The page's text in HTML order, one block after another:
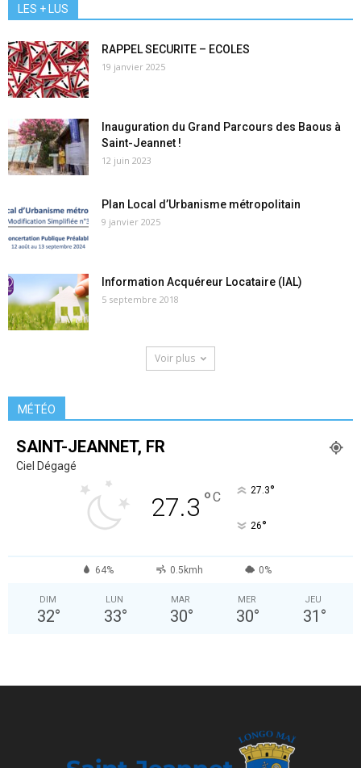
LES + LUS
RAPPEL SECURITE – ECOLES
19 janvier 2025
Inauguration du Grand Parcours des Baous à
Saint-Jeannet !
12 juin 2023
Plan Local d’Urbanisme métropolitain
9 janvier 2025
Information Acquéreur Locataire (IAL)
5 septembre 2018
Voir plus
MÉTÉO
SAINT-JEANNET, FR
Ciel Dégagé
27.3 °C 27.3°
26°
64% 0.5kmh 0%
DIM
32°
LUN
33°
MAR
30°
MER
30°
JEU
31 °